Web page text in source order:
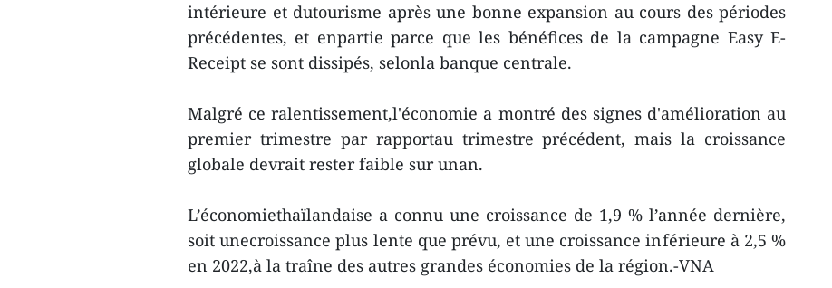
intérieure et dutourisme après une bonne expansion au cours des périodes
précédentes, et enpartie parce que les bénéfices de la campagne Easy E-
Receipt se sont dissipés, selonla banque centrale.
Malgré ce ralentissement,l'économie a montré des signes d'amélioration au
premier trimestre par rapportau trimestre précédent, mais la croissance
globale devrait rester faible sur unan.
L’économiethaïlandaise a connu une croissance de 1,9 % l’année dernière,
soit unecroissance plus lente que prévu, et une croissance inférieure à 2,5 %
en 2022,à la traîne des autres grandes économies de la région.-VNA